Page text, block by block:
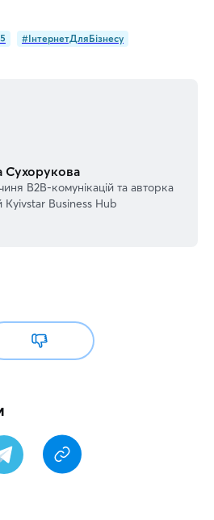
#ІнтернетДляБізнесу
Сухорукова
В2В-комунікацій та авторка
Kyivstar Business Hub